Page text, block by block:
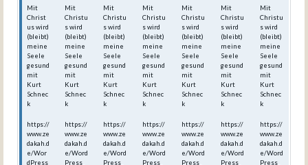
Mit
Christ
us wird
(bleibt)
meine
Seele
gesund
mit
Kurt
Schnec
k
https://
www.ze
dakah.d
e/Wor
dPress
Mit
Christu
s wird
(bleibt)
meine
Seele
gesund
mit
Kurt
Schnec
k
https://
www.ze
dakah.d
e/Word
Press_
Mit
Christu
s wird
(bleibt)
meine
Seele
gesund
mit
Kurt
Schnec
k
https://
www.ze
dakah.d
e/Word
Press_
Mit
Christu
s wird
(bleibt)
meine
Seele
gesund
mit
Kurt
Schnec
k
https://
www.ze
dakah.d
e/Word
Press_
Mit
Christu
s wird
(bleibt)
meine
Seele
gesund
mit
Kurt
Schnec
k
https://
www.ze
dakah.d
e/Word
Press_
Mit
Christu
s wird
(bleibt)
meine
Seele
gesund
mit
Kurt
Schnec
k
https://
www.ze
dakah.d
e/Word
Press_
Mit
Christu
s wird
(bleibt)
meine
Seele
gesund
mit
Kurt
Schnec
k
https://
www.ze
dakah.d
e/Word
Press_